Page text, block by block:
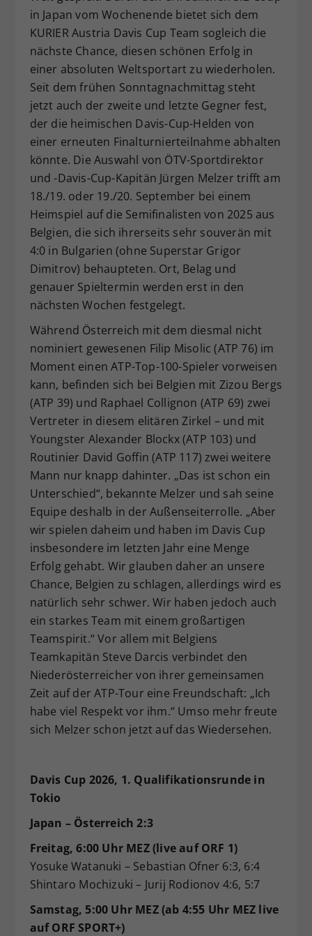
in Japan vom Wochenende bietet sich dem
KURIER Austria Davis Cup Team sogleich die
nächste Chance, diesen schönen Erfolg in
einer absoluten Weltsportart zu wiederholen.
Seit dem frühen Sonntagnachmittag steht
jetzt auch der zweite und letzte Gegner fest,
der die heimischen Davis-Cup-Helden von
einer erneuten Finalturnierteilnahme abhalten
könnte. Die Auswahl von ÖTV-Sportdirektor
und -Davis-Cup-Kapitän Jürgen Melzer trifft am
18./19. oder 19./20. September bei einem
Heimspiel auf die Semifinalisten von 2025 aus
Belgien, die sich ihrerseits sehr souverän mit
4:0 in Bulgarien (ohne Superstar Grigor
Dimitrov) behaupteten. Ort, Belag und
genauer Spieltermin werden erst in den
nächsten Wochen festgelegt.
Während Österreich mit dem diesmal nicht
nominiert gewesenen Filip Misolic (ATP 76) im
Moment einen ATP-Top-100-Spieler vorweisen
kann, befinden sich bei Belgien mit Zizou Bergs
(ATP 39) und Raphael Collignon (ATP 69) zwei
Vertreter in diesem elitären Zirkel – und mit
Youngster Alexander Blockx (ATP 103) und
Routinier David Goffin (ATP 117) zwei weitere
Mann nur knapp dahinter. „Das ist schon ein
Unterschied“, bekannte Melzer und sah seine
Equipe deshalb in der Außenseiterrolle. „Aber
wir spielen daheim und haben im Davis Cup
insbesondere im letzten Jahr eine Menge
Erfolg gehabt. Wir glauben daher an unsere
Chance, Belgien zu schlagen, allerdings wird es
natürlich sehr schwer. Wir haben jedoch auch
ein starkes Team mit einem großartigen
Teamspirit.“ Vor allem mit Belgiens
Teamkapitän Steve Darcis verbindet den
Niederösterreicher von ihrer gemeinsamen
Zeit auf der ATP-Tour eine Freundschaft: „Ich
habe viel Respekt vor ihm.“ Umso mehr freute
sich Melzer schon jetzt auf das Wiedersehen.
Davis Cup 2026, 1. Qualifikationsrunde in
Tokio
Japan – Österreich 2:3
Freitag, 6:00 Uhr MEZ (live auf ORF 1)
Yosuke Watanuki – Sebastian Ofner 6:3, 6:4
Shintaro Mochizuki – Jurij Rodionov 4:6, 5:7
Samstag, 5:00 Uhr MEZ (ab 4:55 Uhr MEZ live
auf ORF SPORT+)
Zweck
Dieser Wert speichert Ihre Consent-
Einstellungen. Unter anderem eine
zufällig generierte ID, für die
historische Speicherung Ihrer
vorgenommen Einstellungen, falls der
Webseiten-Betreiber dies eingestellt
hat.